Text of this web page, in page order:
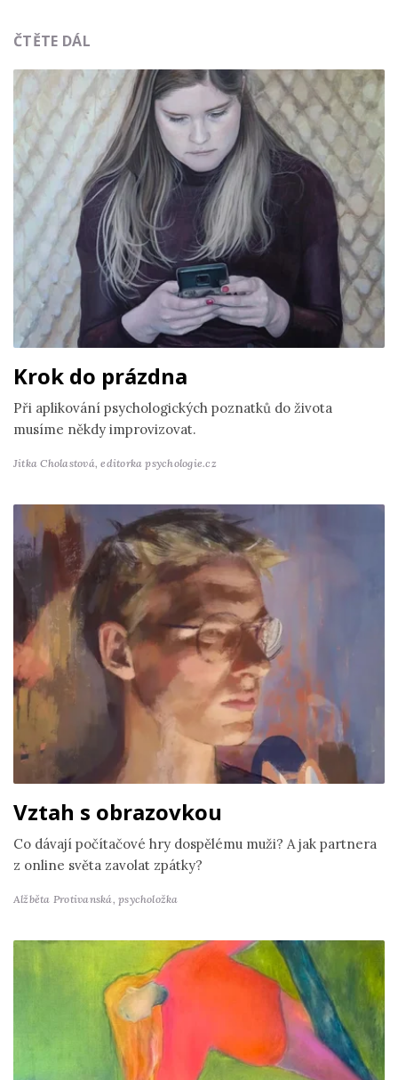
ČTĚTE DÁL
Krok do prázdna
Při aplikování psychologických poznatků do života
musíme někdy improvizovat.
Jitka Cholastová,editorka psychologie.cz
Vztah s obrazovkou
Co dávají počítačové hry dospělému muži? A jak partnera
z online světa zavolat zpátky?
Alžběta Protivanská,psycholožka